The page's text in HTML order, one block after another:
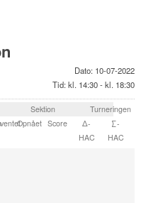
Dato: 10-07-2022
Tid: kl. 14:30 - kl. 18:30
Sektion
Turneringen
Opnået Score
Δ-
HAC
∑-
HAC